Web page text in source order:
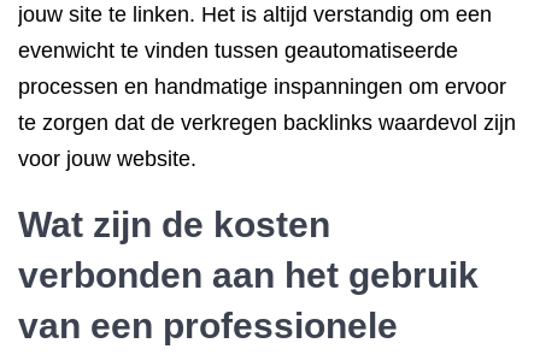
jouw site te linken. Het is altijd verstandig om een ​​
evenwicht te vinden tussen geautomatiseerde
processen en handmatige inspanningen om ervoor
te zorgen dat de verkregen backlinks waardevol zijn
voor jouw website.
Wat zijn de kosten
verbonden aan het gebruik
van een professionele